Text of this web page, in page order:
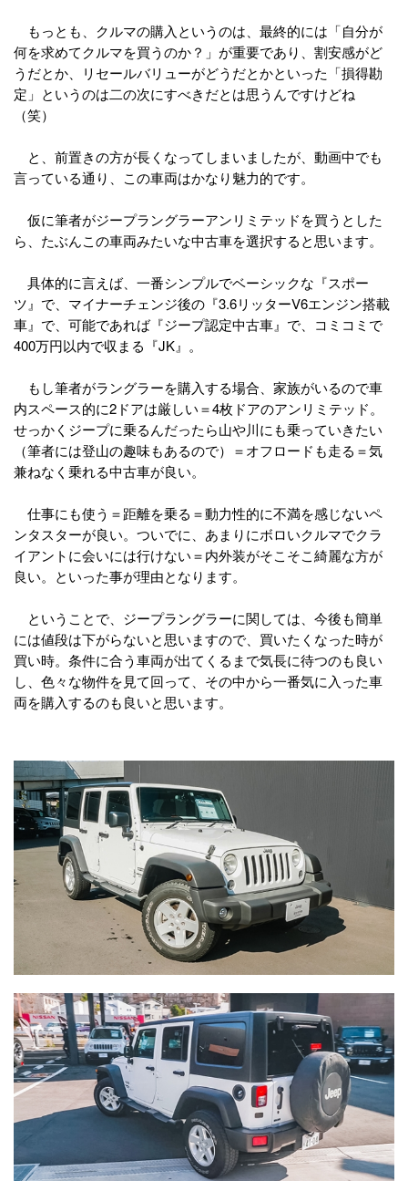
もっとも、クルマの購入というのは、最終的には「自分が
何を求めてクルマを買うのか？」が重要であり、割安感がど
うだとか、リセールバリューがどうだとかといった「損得勘
定」というのは二の次にすべきだとは思うんですけどね
（笑）
と、前置きの方が長くなってしまいましたが、動画中でも
言っている通り、この車両はかなり魅力的です。
仮に筆者がジープラングラーアンリミテッドを買うとした
ら、たぶんこの車両みたいな中古車を選択すると思います。
具体的に言えば、一番シンプルでベーシックな『スポー
ツ』で、マイナーチェンジ後の『3.6リッターV6エンジン搭載
車』で、可能であれば『ジープ認定中古車』で、コミコミで
400万円以内で収まる『JK』。
もし筆者がラングラーを購入する場合、家族がいるので車
内スペース的に2ドアは厳しい＝4枚ドアのアンリミテッド。
せっかくジープに乗るんだったら山や川にも乗っていきたい
（筆者には登山の趣味もあるので）＝オフロードも走る＝気
兼ねなく乗れる中古車が良い。
仕事にも使う＝距離を乗る＝動力性的に不満を感じないペ
ンタスターが良い。ついでに、あまりにボロいクルマでクラ
イアントに会いには行けない＝内外装がそこそこ綺麗な方が
良い。といった事が理由となります。
ということで、ジープラングラーに関しては、今後も簡単
には値段は下がらないと思いますので、買いたくなった時が
買い時。条件に合う車両が出てくるまで気長に待つのも良い
し、色々な物件を見て回って、その中から一番気に入った車
両を購入するのも良いと思います。